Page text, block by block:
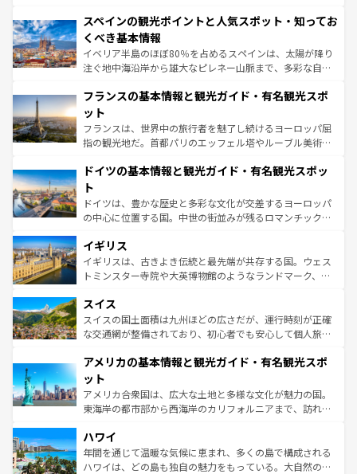
ろん、トスカーナの美しい田園風景やアマルフィ海岸の絶
景など、自然景観も見逃せない。観光の合間には、本場の
ピザやパスタなど、絶品のイタリア料理を堪能することも
できる。朝目覚めてから夜眠るまで、すべての瞬間を楽し
なお、新着のイタリア情報はコンテンツ一覧を参照してほ
しい。
スペインの観光ポイントと人気スポット・知ってお
くべき基本情報
イベリア半島のほぼ80％を占めるスペインは、太陽が降り
注ぐ地中海沿岸から雄大なピレネー山脈まで、多彩な自然
文化が根付くこの国では、情熱的なフラメンコ、熱気あふ
れる闘牛、そして美味しいタパスが生活の一部となってい
る。首都マドリードの洗練された雰囲気や、バルセロナの
アートに溢れた街角から、地方では古代ローマ遺跡や中世
せる。地方によって風土や気候が異なるスペインはその個
ンテンツ一覧 を参照してほしい。
フランスの基本情報と観光ガイド・有名観光スポ
ット
フランスは、世界中の旅行者を魅了し続けるヨーロッパ屈
指の観光地だ。首都パリのエッフェル塔やルーブル美術館
で、幅広い魅力が詰まっている。華麗な宮殿、歴史的な大
聖堂、美しいビーチ、そして豊かな自然が、訪れる者を心
から魅了する。また、フランスは美食の国としても知ら
れ、フランス料理はユネスコ無形文化遺産にも登録されて
香り高いラベンダー畑など、多彩な楽しみ方が可能だ。さ
らに、パリ以外の地域にも魅力が溢れており、どの街角に
も豊かな歴史と文化が息づいている。パリ以外の個性あふ
を参照してほしい。
ドイツの基本情報と観光ガイド・有名観光スポッ
ト
ドイツは、豊かな歴史と多彩な文化が交差するヨーロッパ
の中心に位置する国。中世の街並みが残るロマンチック街
顔を持つこの国は、どこを歩いても飽きることがない。ベ
ルリンの文化的活気、バイエルン州のアルプスの絶景、そ
してライン川沿いのワイン畑といった風景は必見。ビール
は、お酒好きな人にはぜひ体験してほしい。 なお、新着の
ドイツ情報はコンテンツ一覧を参照してほしい。
イギリス
イギリスは、古きよき伝統と最先端が共存する国。ウェス
トミンスター寺院や大英博物館のようなランドマーク、歴
リアごとに異なる魅力がある。また、優雅なアフタヌーン
ティー、ビール好きにはたまらない英国パブ、サッカー観
戦など、本場だからこそできる体験も豊富。イギリスを旅
ンツ一覧を参照してほしい。
スイス
スイスの国土面積は九州ほどの広さだが、運行時刻が正確
な交通網が整備されており、初心者でも安心して個人旅行
の建物がそのまま残る町や、スイスならではのユニークな
博物館もあり、アルプス観光だけでなく町歩きも満喫する
ことができる。国民の所得が高いため物価も高いが、旅行
者向けの交通パス提供のサービスもあり、うまく活用すれ
着のスイス情報は
アメリカの基本情報と観光ガイド・有名観光スポ
ット
アメリカ合衆国は、広大な土地と多様な文化が魅力の国。
東海岸の都市部から西海岸のカリフォルニアまで、訪れる
のような巨大都市は、観光、ショッピング、エンターテイ
ンメントが詰まった刺激的なスポットだ。一方、アメリカ
西部には大自然が広がり、グランドキャニオンやイエロー
ハワイ
年間を通じて温暖な気候に恵まれ、多くの島で構成される
ハワイは、どの島も独自の魅力をもっている。大自然の神